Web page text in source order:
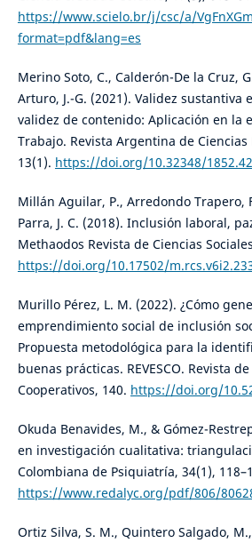
https://www.scielo.br/j/csc/a/
format=pdf&lang=es
Merino Soto, C., Calderón-De la Cruz,
Arturo, J.-G. (2021). Validez sustantiva
validez de contenido: Aplicación en la
Trabajo. Revista Argentina de
13(1). https://doi.org/10.32348/
Millán Aguilar, P., Arredondo Trapero,
Parra, J. C. (2018). Inclusión laboral,
Methaodos Revista de Ciencias
https://doi.org/10.17502/
Murillo Pérez, L. M. (2022). ¿Cómo
emprendimiento social de inclusión
Propuesta metodológica para la
buenas prácticas. REVESCO. Revista
Cooperativos, 140. https://doi.org/
Okuda Benavides, M., & Gómez-
en investigación cualitativa:
Colombiana de Psiquiatría, 34(1),
https://www.redalyc.org/pdf/806/
Ortiz Silva, S. M., Quintero Salgado,